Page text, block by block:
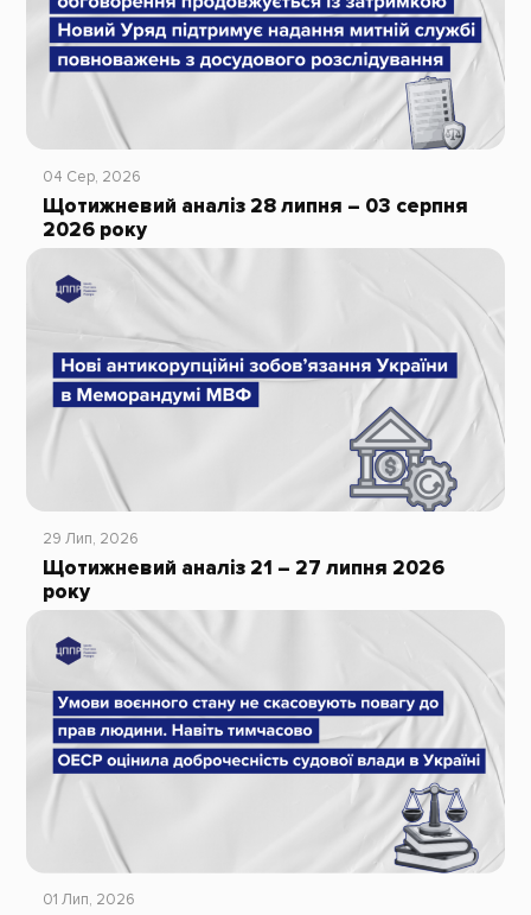
04 Сер, 2026
Щотижневий аналіз 28 липня – 03 серпня
2026 року
29 Лип, 2026
Щотижневий аналіз 21 – 27 липня 2026
року
01 Лип, 2026